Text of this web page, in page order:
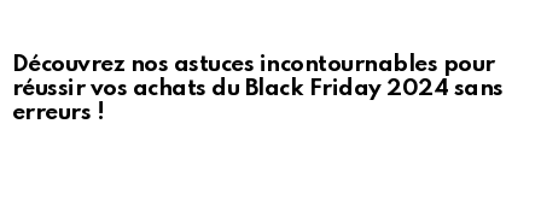
Découvrez nos astuces incontournables pour
réussir vos achats du Black Friday 2024 sans
erreurs !